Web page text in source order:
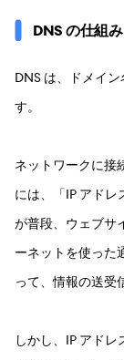
DNS の仕組み
DNS は、ドメイ
す。
ネットワークに接
には、「IP アド
が普段、ウェブサ
ーネットを使った
って、情報の送受
しかし、IP アド